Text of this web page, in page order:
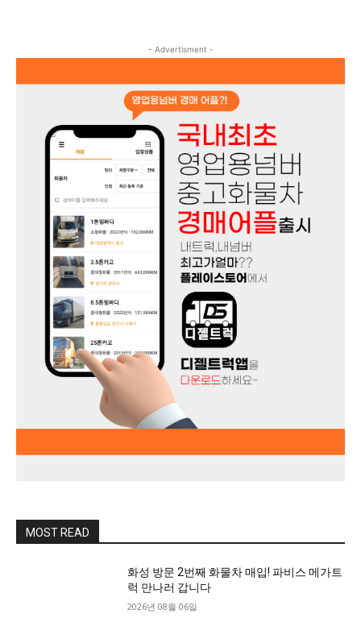
- Advertisment -
MOST READ
화성 방문 2번째 화물차 매입! 파비스 메가트
럭 만나러 갑니다
2026년 08월 06일